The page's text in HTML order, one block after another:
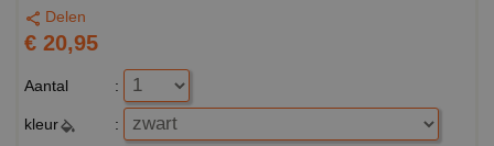
Delen
€ 20,95
Aantal :
kleur :